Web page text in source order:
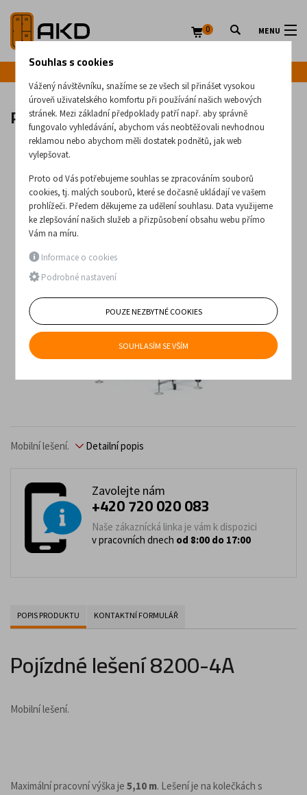
MENU
0
Pojízdné lešení 8200-4A
Mobilní lešení. Detailní popis
Zavolejte nám
+420 720 020 083
Naše zákaznícká linka je vám k dispozici
v pracovních dnech od 8:00 do 17:00
POPIS PRODUKTU KONTAKTNÍ FORMULÁŘ
Pojízdné lešení 8200-4A
Mobilní lešení.
Maximální pracovní výška je 5,10 m. Lešení je na kolečkách s
Souhlas s cookies
Vážený návštěvníku, snažíme se ze všech sil přinášet vysokou
úroveň uživatelského komfortu při používání našich webových
stránek. Mezi základní předpoklady patří např. aby správně
fungovalo vyhledávání, abychom vás neobtěžovali nevhodnou
reklamou nebo abychom měli dostatek podnětů, jak web
vylepšovat.
Proto od Vás potřebujeme souhlas se zpracováním souborů
cookies, tj. malých souborů, které se dočasně ukládají ve vašem
prohlížeči. Předem děkujeme za udělení souhlasu. Data využijeme
ke zlepšování našich služeb a přizpůsobení obsahu webu přímo
Vám na míru.
Informace o cookies
Podrobné nastavení
POUZE NEZBYTNÉ COOKIES
SOUHLASÍM SE VŠÍM